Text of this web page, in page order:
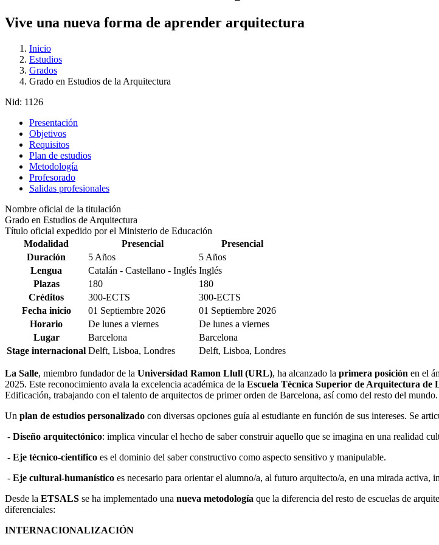
Vive una nueva forma de aprender arquitectura
Inicio
Estudios
Grados
Grado en Estudios de la Arquitectura
Nid: 1126
Presentación
Objetivos
Requisitos
Plan de estudios
Metodología
Profesorado
Salidas profesionales
Nombre oficial de la titulación
Grado en Estudios de Arquitectura
Título oficial expedido por el Ministerio de Educación
Modalidad
Presencial
Presencial
Duración
5 Años
5 Años
Lengua
Catalán - Castellano - Inglés Inglés
Plazas
180
180
Créditos
300-ECTS
300-ECTS
Fecha inicio
01 Septiembre 2026
01 Septiembre 2026
Horario
De lunes a viernes
De lunes a viernes
Lugar
Barcelona
Barcelona
Stage internacional Delft, Lisboa, Londres Delft, Lisboa, Londres
La Salle, miembro fundador de la Universidad Ramon Llull (URL), ha alcanzado la primera posición en el
2025. Este reconocimiento avala la excelencia académica de la Escuela Técnica Superior de Arquitectura de
Edificación, trabajando con el talento de arquitectos de primer orden de Barcelona, así como del resto del mundo.
Un plan de estudios personalizado con diversas opciones guía al estudiante en función de sus intereses. Se
- Diseño arquitectónico: implica vincular el hecho de saber construir aquello que se imagina en una realidad
- Eje técnico-científico es el dominio del saber constructivo como aspecto sensitivo y manipulable.
- Eje cultural-humanístico es necesario para orientar el alumno/a, al futuro arquitecto/a, en una mirada activa,
Desde la ETSALS se ha implementado una nueva metodología que la diferencia del resto de escuelas de
diferenciales:
INTERNACIONALIZACIÓN